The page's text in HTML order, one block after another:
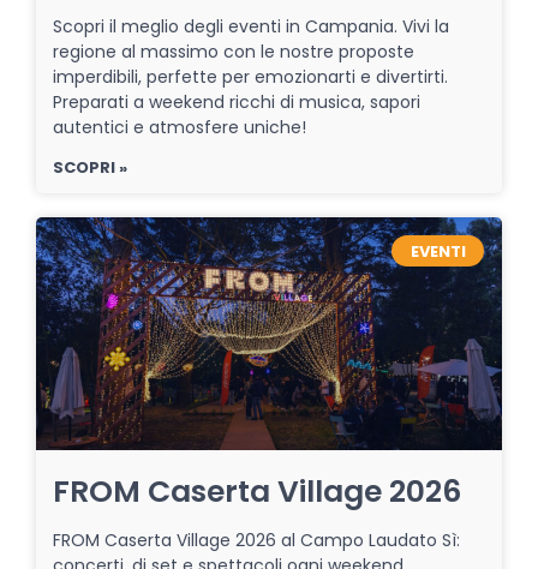
Scopri il meglio degli eventi in Campania. Vivi la
regione al massimo con le nostre proposte
imperdibili, perfette per emozionarti e divertirti.
Preparati a weekend ricchi di musica, sapori
autentici e atmosfere uniche!
SCOPRI »
EVENTI
FROM Caserta Village 2026
FROM Caserta Village 2026 al Campo Laudato Sì: